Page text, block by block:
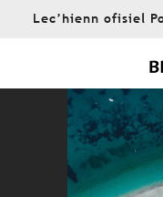
Lec’hienn ofisiel